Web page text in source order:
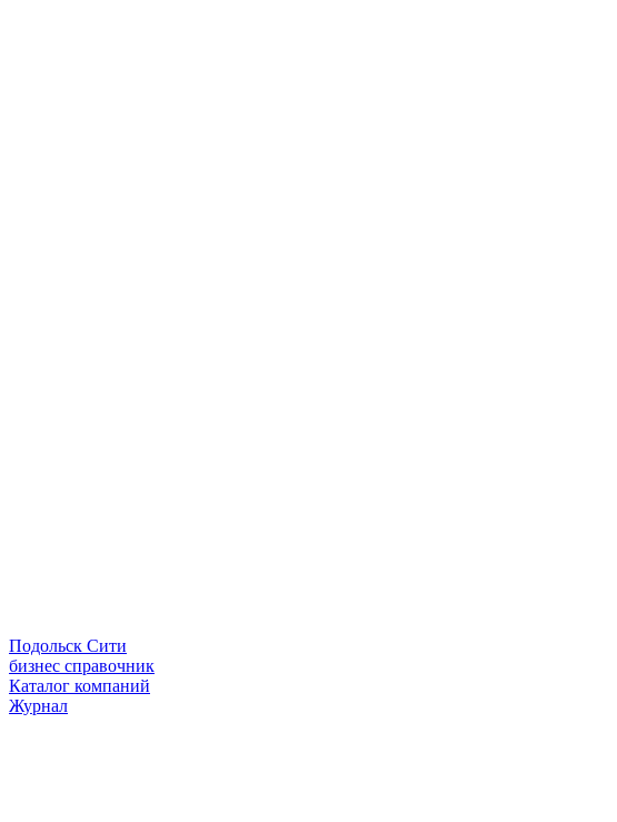
Подольск Сити
бизнес справочник
Каталог компаний
Журнал